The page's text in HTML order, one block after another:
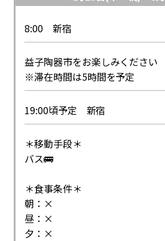
8:00 新宿
益子陶器市をお楽しみください
※滞在時間は5時間を予定
19:00頃予定 新宿
＊移動手段＊
バス🚌
＊食事条件＊
朝：×
昼：×
夕：×